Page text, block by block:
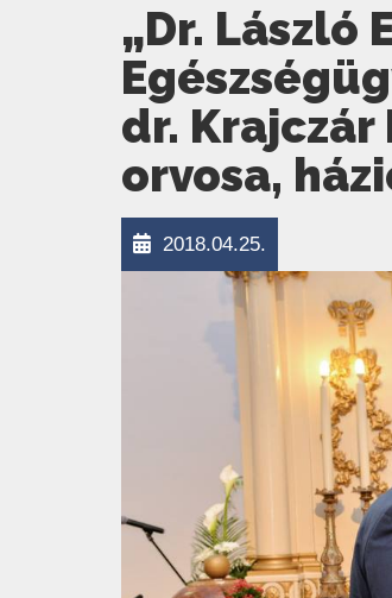
„Dr. László
dr.
orvosa,
2018.04.25.